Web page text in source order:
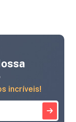
incríveis!